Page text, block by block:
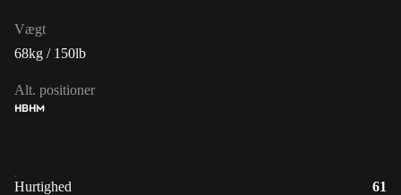
Vægt
68kg / 150lb
Alt. positioner
HBHM
Hurtighed
61